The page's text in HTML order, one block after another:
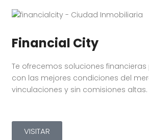
Financial City
Te ofrecemos soluciones
con las mejores condiciones del
vinculaciones y sin comisiones altas.
VISITAR